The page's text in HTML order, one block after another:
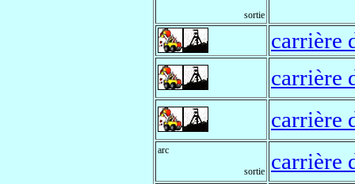
sortie
carrière
carrière
carrière
arc
sortie
carrière